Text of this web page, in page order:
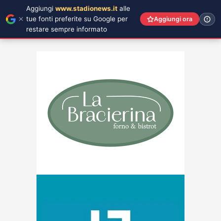
Aggiungi www.stadionews.it alle
tue fonti preferite su Google per
restare sempre informato
Aggiungi ora